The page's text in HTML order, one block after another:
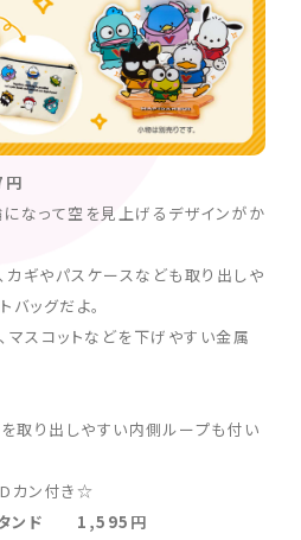
なって空を見上げるデザインがか
カギやパスケースなども取り出しや
ッグだよ。
マスコットなどを下げやすい金属
取り出しやすい内側ループも付い
カン付き☆
タンド 1,595円